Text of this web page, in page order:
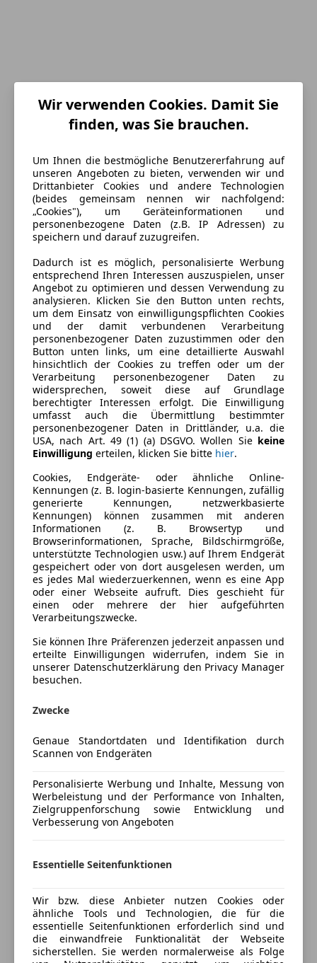
Energieverbrauch
Schadstoffklasse
Euro 6e
Kraftstoff
Benzin
CO₂-Emissionen
142 g/km (komb.)
Ausstattung
Komfort
360° Kamera
4-Zonen-Klimaautomatik
Beheizbares Lenkrad
Einparkhilfe
Einparkhilfe Rückfahrkamera
Einparkhilfe Sensoren hinten
Einparkhilfe Sensoren vorne
Elektrische Fensterheber
Elektrische Seitenspiegel
Elektrische Sitze
Head-up display
Lederlenkrad
Multifunktionslenkrad
Navigationssystem
Regensensor
Start/Stop-Automatik
Tempomat
Unterhaltung/Media
Apple CarPlay
Bordcomputer
Freisprecheinrichtung
Induktionsladen für Smartphones
MP3
USB
Sicherheit
ABS
Abstandstempomat
Mehr anzeigen
Farbe und Innenausstattung
Außenfarbe
Schwarz
Farbe laut Hersteller
Schwarz
Lackierung
Metallic
Farbe der
Innenausstattung
Schwarz
Innenausstattung Teilleder
Fahrzeugbeschreibung
Allradsystem, Automatik, Sportgetriebe,
Auffahrwarnung mit City-Anbremsfunktion,
Automatikgetriebe mit Schaltwippen, Connected
Soundsystem, M-Sportpaket, Automatik DKG Sport,
Fahrwerk adaptiv, Dachhimmel anthrazit, M
Interieurleisten Aluminium, Radio Media, Sportpaket,
Fahrdynamikpaket, Innovationspaket, Adaptiver LED
Scheinwerfer, Driving Assistant Plus, Parkassistent
plus, Head-up Display, Komfortzugang, Innen- und
automatisch abblendend, BMW Live Cockpit
Charging, M-Aerodynamikpaket, Leichtmetallräder,
Side View Camera, Navigationssystem Professional,
Klimaautomatik, Sitze elektr. verstellbar, Sitze elektr.
verstellbar mit Memory, aktive
Mehr anzeigen
Versicherung
Versicherungsschutz an Ihre Bedürfnisse
anpassen
Wir verwenden Cookies. Damit Sie
finden, was Sie brauchen.
Um Ihnen die bestmögliche Benutzererfahrung auf
unseren Angeboten zu bieten, verwenden wir und
Drittanbieter Cookies und andere Technologien
(beides gemeinsam nennen wir nachfolgend:
„Cookies"), um Geräteinformationen und
personenbezogene Daten (z.B. IP Adressen) zu
speichern und darauf zuzugreifen.
Dadurch ist es möglich, personalisierte Werbung
entsprechend Ihren Interessen auszuspielen, unser
Angebot zu optimieren und dessen Verwendung zu
analysieren. Klicken Sie den Button unten rechts,
um dem Einsatz von einwilligungspflichten Cookies
und der damit verbundenen Verarbeitung
personenbezogener Daten zuzustimmen oder den
Button unten links, um eine detaillierte Auswahl
hinsichtlich der Cookies zu treffen oder um der
Verarbeitung personenbezogener Daten zu
widersprechen, soweit diese auf Grundlage
berechtigter Interessen erfolgt. Die Einwilligung
umfasst auch die Übermittlung bestimmter
personenbezogener Daten in Drittländer, u.a. die
USA, nach Art. 49 (1) (a) DSGVO. Wollen Sie keine
Einwilligung erteilen, klicken Sie bitte hier.
Cookies, Endgeräte- oder ähnliche Online-
Kennungen (z. B. login-basierte Kennungen, zufällig
generierte Kennungen, netzwerkbasierte
Kennungen) können zusammen mit anderen
Informationen (z. B. Browsertyp und
Browserinformationen, Sprache, Bildschirmgröße,
unterstützte Technologien usw.) auf Ihrem Endgerät
gespeichert oder von dort ausgelesen werden, um
es jedes Mal wiederzuerkennen, wenn es eine App
oder einer Webseite aufruft. Dies geschieht für
einen oder mehrere der hier aufgeführten
Verarbeitungszwecke.
Sie können Ihre Präferenzen jederzeit anpassen und
erteilte Einwilligungen widerrufen, indem Sie in
unserer Datenschutzerklärung den Privacy Manager
besuchen.
Zwecke
Genaue Standortdaten und Identifikation durch
Scannen von Endgeräten
Personalisierte Werbung und Inhalte, Messung von
Werbeleistung und der Performance von Inhalten,
Zielgruppenforschung sowie Entwicklung und
Verbesserung von Angeboten
Essentielle Seitenfunktionen
Wir bzw. diese Anbieter nutzen Cookies oder
ähnliche Tools und Technologien, die für die
essentielle Seitenfunktionen erforderlich sind und
die einwandfreie Funktionalität der Webseite
sicherstellen. Sie werden normalerweise als Folge